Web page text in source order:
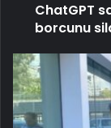
ChatGPT
borcunu